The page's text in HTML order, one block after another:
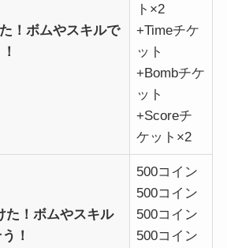
！ボムやスキルで
ト×2
+Timeチケ
ット
+Bombチケ
ット
+Scoreチ
ケット×2
た！ボムやスキル
！
500コイン
500コイン
500コイン
500コイン